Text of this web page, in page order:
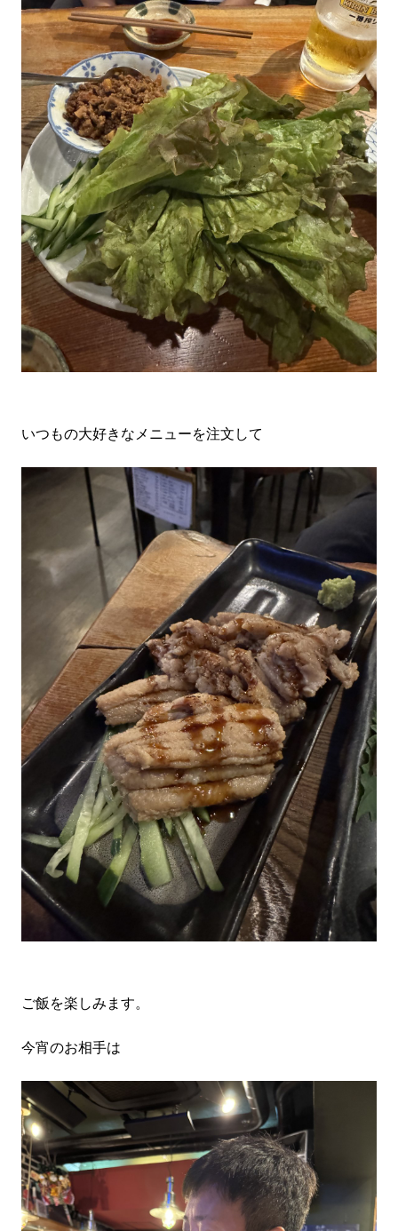
いつもの大好きなメニューを注文して
ご飯を楽しみます。
今宵のお相手は